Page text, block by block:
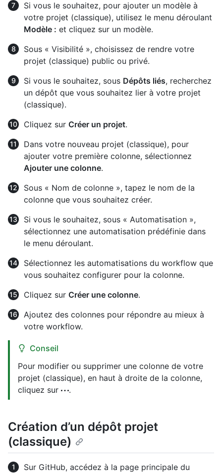
Si vous le souhaitez, pour ajouter un modèle à
votre projet (classique), utilisez le menu déroulant
Modèle : et cliquez sur un modèle.
Sous « Visibilité », choisissez de rendre votre
projet (classique) public ou privé.
Si vous le souhaitez, sous Dépôts liés, recherchez
un dépôt que vous souhaitez lier à votre projet
(classique).
Cliquez sur Créer un projet.
Dans votre nouveau projet (classique), pour
ajouter votre première colonne, sélectionnez
Ajouter une colonne.
Sous « Nom de colonne », tapez le nom de la
colonne que vous souhaitez créer.
Si vous le souhaitez, sous « Automatisation »,
sélectionnez une automatisation prédéfinie dans
le menu déroulant.
Sélectionnez les automatisations du workflow que
vous souhaitez configurer pour la colonne.
Cliquez sur Créer une colonne.
Ajoutez des colonnes pour répondre au mieux à
votre workflow.
Conseil
Pour modifier ou supprimer une colonne de votre
projet (classique), en haut à droite de la colonne,
cliquez sur
.
Création d’un dépôt projet
(classique)
Sur GitHub, accédez à la page principale du